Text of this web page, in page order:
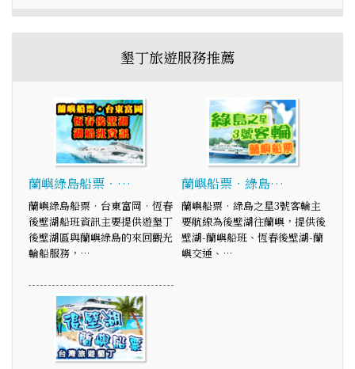
墾丁旅遊服務推薦
蘭嶼綠島船票‧…
蘭嶼綠島船票‧台東富岡‧恆春
後壁湖船班資訊主要提供遊墾丁
後壁湖區與蘭嶼綠島的來回觀光
輪船服務，…
蘭嶼船票‧綠島…
蘭嶼船票‧綠島之星3號客輪主
要航線為後壁湖往蘭嶼，提供後
壁湖-蘭嶼船班、恆春後壁湖-蘭
嶼交通、…